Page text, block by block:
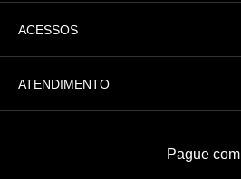
ACESSOS
ATENDIMENTO
Pague com